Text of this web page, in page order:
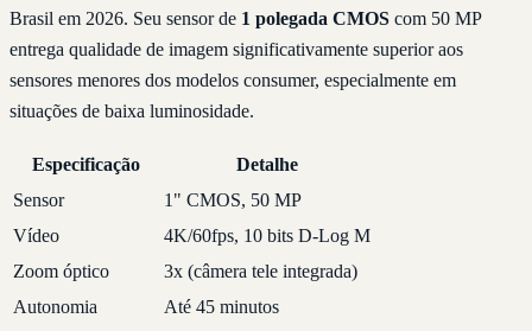
Brasil em 2026. Seu sensor de 1 polegada CMOS com 50 MP
entrega qualidade de imagem significativamente superior aos
sensores menores dos modelos consumer, especialmente em
situações de baixa luminosidade.
Especificação
Detalhe
Sensor
1" CMOS, 50 MP
Vídeo
4K/60fps, 10 bits D-Log M
Zoom óptico
3x (câmera tele integrada)
Autonomia
Até 45 minutos